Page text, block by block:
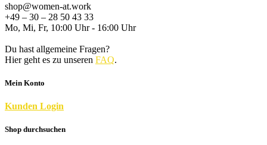
shop@women-at.work
+49 – 30 – 28 50 43 33
Mo, Mi, Fr, 10:00 Uhr - 16:00 Uhr
Du hast allgemeine Fragen?
Hier geht es zu unseren FAQ.
Mein Konto
Kunden Login
Shop durchsuchen